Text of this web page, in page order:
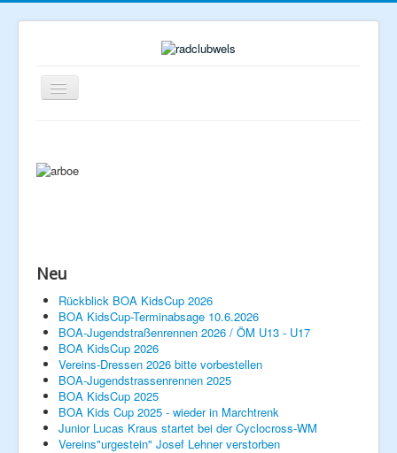
Navigation
an/aus
Home
Verein
Rennlizenzen
Next Generation
Neu
Rückblick BOA KidsCup 2026
BOA KidsCup-Terminabsage 10.6.2026
BOA-Jugendstraßenrennen 2026 / ÖM U13 - U17
BOA KidsCup 2026
Vereins-Dressen 2026 bitte vorbestellen
BOA-Jugendstrassenrennen 2025
BOA KidsCup 2025
BOA Kids Cup 2025 - wieder in Marchtrenk
Junior Lucas Kraus startet bei der Cyclocross-WM
Vereins"urgestein" Josef Lehner verstorben